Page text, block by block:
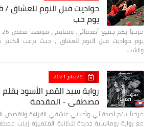
يوم حب
يوم حواديت قبل النوم للعشاق ، حيث يرغب الكثير
والشب…
29 يناير 2021
رواية سيد القمر الأسود
مصطفي - المقدمة
مرحباً بكم أصدقائي وأحبابي عاشقي القراءة والقصص
مع رواية رومانسية جديدة للكاتبة المتميزة زينب